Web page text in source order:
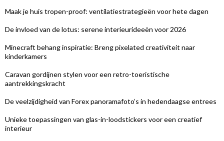
Maak je huis tropen-proof: ventilatiestrategieën voor hete dagen
De invloed van de lotus: serene interieurideeën voor 2026
Minecraft behang inspiratie: Breng pixelated creativiteit naar
kinderkamers
Caravan gordijnen stylen voor een retro-toeristische
aantrekkingskracht
De veelzijdigheid van Forex panoramafoto’s in hedendaagse entrees
Unieke toepassingen van glas-in-loodstickers voor een creatief
interieur